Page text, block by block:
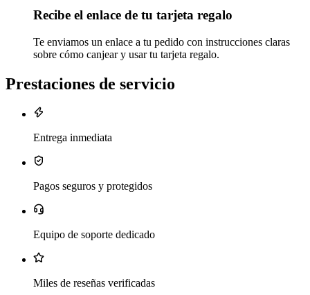
Recibe el enlace de tu tarjeta regalo
Te enviamos un enlace a tu pedido con instrucciones claras
sobre cómo canjear y usar tu tarjeta regalo.
Prestaciones de servicio
Entrega inmediata
Pagos seguros y protegidos
Equipo de soporte dedicado
Miles de reseñas verificadas